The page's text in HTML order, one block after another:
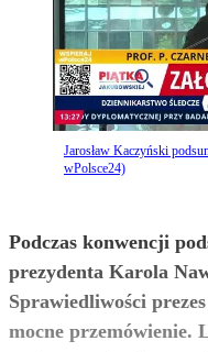
Jarosław Kaczyński
wPolsce24)
Podczas konwencji
prezydenta Karola
Sprawiedliwości
mocne przemówienie.